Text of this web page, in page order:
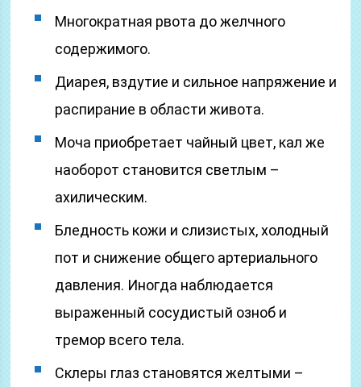
Многократная рвота до желчного
содержимого.
Диарея, вздутие и сильное напряжение и
распирание в области живота.
Моча приобретает чайный цвет, кал же
наоборот становится светлым –
ахилическим.
Бледность кожи и слизистых, холодный
пот и снижение общего артериального
давления. Иногда наблюдается
выраженный сосудистый озноб и
тремор всего тела.
Склеры глаз становятся желтыми –